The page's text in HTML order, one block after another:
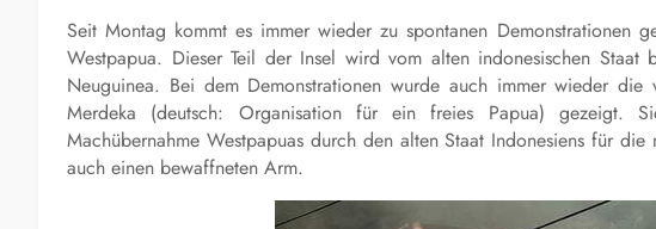
Seit Montag kommt es immer wieder zu spontanen Demonstrationen
Westpapua. Dieser Teil der Insel wird vom alten indonesischen
Neuguinea. Bei dem Demonstrationen wurde auch immer wieder die
Merdeka (deutsch: Organisation für ein freies Papua) gezeigt.
Machübernahme Westpapuas durch den alten Staat Indonesiens für
auch einen bewaffneten Arm.